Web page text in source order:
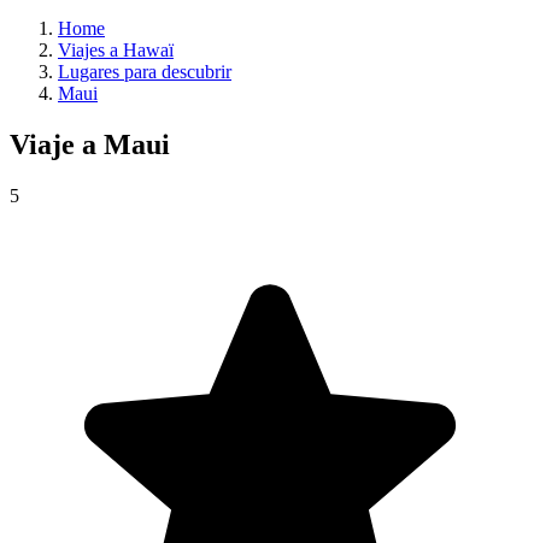
Home
Viajes a Hawaï
Lugares para descubrir
Maui
Viaje a Maui
5